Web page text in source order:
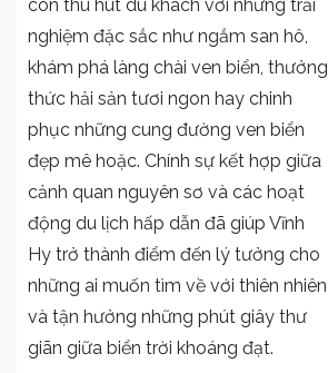
còn thu hút du khách với những trải
nghiệm đặc sắc như ngắm san hô,
khám phá làng chài ven biển, thưởng
thức hải sản tươi ngon hay chinh
phục những cung đường ven biển
đẹp mê hoặc. Chính sự kết hợp giữa
cảnh quan nguyên sơ và các hoạt
động du lịch hấp dẫn đã giúp Vĩnh
Hy trở thành điểm đến lý tưởng cho
những ai muốn tìm về với thiên nhiên
và tận hưởng những phút giây thư
giãn giữa biển trời khoáng đạt.